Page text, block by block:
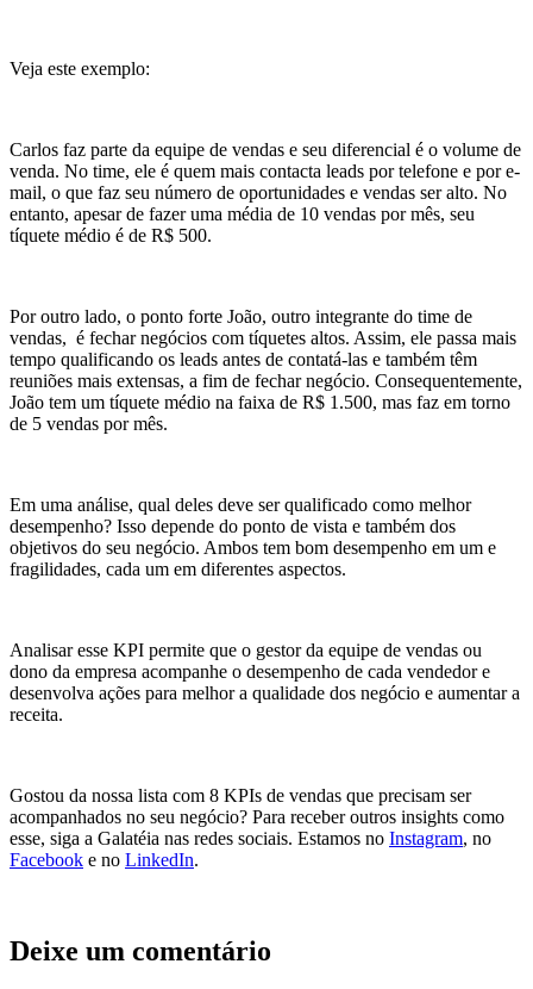
Veja este exemplo:
Carlos faz parte da equipe de vendas e seu diferencial é o volume de
venda. No time, ele é quem mais contacta leads por telefone e por e-
mail, o que faz seu número de oportunidades e vendas ser alto. No
entanto, apesar de fazer uma média de 10 vendas por mês, seu
tíquete médio é de R$ 500.
Por outro lado, o ponto forte João, outro integrante do time de
vendas, é fechar negócios com tíquetes altos. Assim, ele passa mais
tempo qualificando os leads antes de contatá-las e também têm
reuniões mais extensas, a fim de fechar negócio. Consequentemente,
João tem um tíquete médio na faixa de R$ 1.500, mas faz em torno
de 5 vendas por mês.
Em uma análise, qual deles deve ser qualificado como melhor
desempenho? Isso depende do ponto de vista e também dos
objetivos do seu negócio. Ambos tem bom desempenho em um e
fragilidades, cada um em diferentes aspectos.
Analisar esse KPI permite que o gestor da equipe de vendas ou
dono da empresa acompanhe o desempenho de cada vendedor e
desenvolva ações para melhor a qualidade dos negócio e aumentar a
receita.
Gostou da nossa lista com 8 KPIs de vendas que precisam ser
acompanhados no seu negócio? Para receber outros insights como
esse, siga a Galatéia nas redes sociais. Estamos no Instagram, no
Facebook e no LinkedIn.
Deixe um comentário